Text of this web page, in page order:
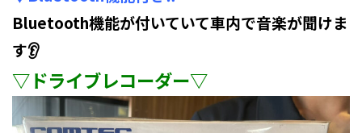
Bluetooth機能が付いていて車内で音楽が聞けま
す👂
▽ドライブレコーダー▽